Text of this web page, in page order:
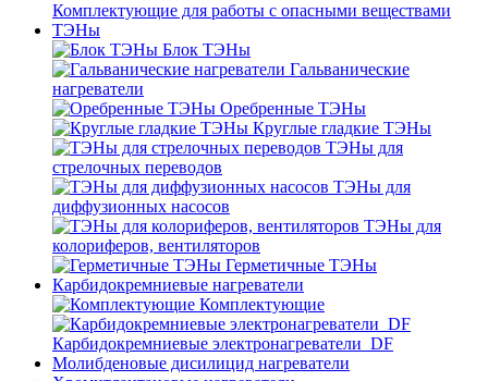
Комплектующие для работы с опасными веществами
ТЭНы
Блок ТЭНы
Гальванические
нагреватели
Оребренные ТЭНы
Круглые гладкие ТЭНы
ТЭНы для
стрелочных переводов
ТЭНы для
диффузионных насосов
ТЭНы для
колориферов, вентиляторов
Герметичные ТЭНы
Карбидокремниевые нагреватели
Комплектующие
Карбидокремниевые электронагреватели_DF
Молибденовые дисилицид нагреватели